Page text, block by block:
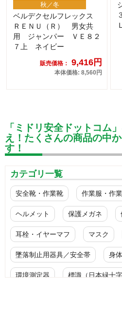
秋／冬
ベルデクセルフレックス
ＲＥＮＵ（Ｒ） 男女共
用 ジャンパー ＶＥ８２
７上 ネイビー
販売価格： 9,416円
本体価格: 8,560円
「ミドリ安全ドットコム
え！たくさんの商品の中
す！
カテゴリ一覧
安全靴・作業靴 作業服・作
ヘルメット 保護メガネ
耳栓・イヤーマフ マスク
墜落制止用器具／安全帯 身
環境測定器 標識（日本緑十字